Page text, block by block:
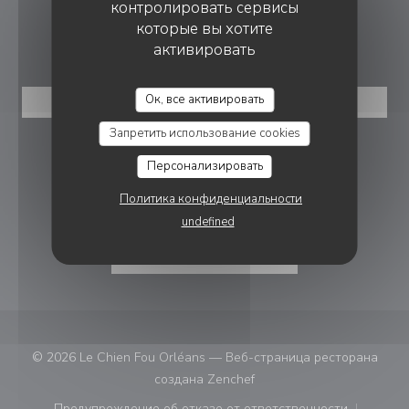
контролировать сервисы
которые вы хотите
активировать
Ок, все активировать
Запретить использование cookies
Персонализировать
Политика конфиденциальности
undefined
БРОНИРОВАНИЕ
ЗАБРОНИРОВАТЬ СТОЛИК
ПРИСОЕДИНЯЙТЕСЬ К НАМ
Instagram ((открывается в
© 2026 Le Chien Fou Orléans — Веб-страница ресторана
создана Zenchef((открывается в новом